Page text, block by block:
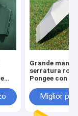
Grande
serratura
Pongee con
Automatic
Windproof UV
Umbrella
Miglior